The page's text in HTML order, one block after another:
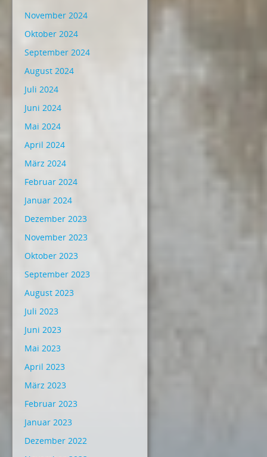
November 2024
Oktober 2024
September 2024
August 2024
Juli 2024
Juni 2024
Mai 2024
April 2024
März 2024
Februar 2024
Januar 2024
Dezember 2023
November 2023
Oktober 2023
September 2023
August 2023
Juli 2023
Juni 2023
Mai 2023
April 2023
März 2023
Februar 2023
Januar 2023
Dezember 2022